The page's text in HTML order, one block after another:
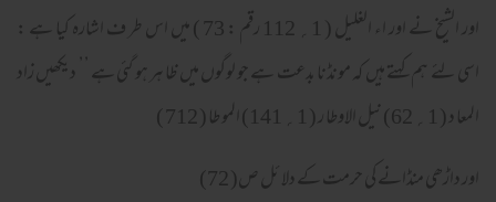
اور الشیخ نے اور اء الغلیل ( 1؍ 112 رقم : 73 ) میں اس طر ف اشارہ کیا ہے :
اسی لئے ہم کہتے ہیں کہ مونڈنا بدعت ہے جو لوگوں میں ظا ہر ہو گئی ہے ’’ دیکھیں زاد
المعا د ( 1؍ 62) نیل الاوطا ر ( 1؍ 141) المو طا ( 712 )
اور داڑھی منڈانے کی حرمت کے دلا ئل ص( 72)